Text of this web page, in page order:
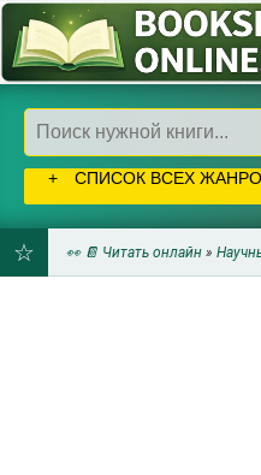
СПИСОК ВСЕХ
👀 📔 Читать онлайн »